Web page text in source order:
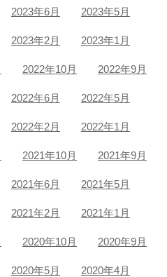
2023年6月 2023年5月
2023年2月 2023年1月
2022年10月 2022年9月
2022年6月 2022年5月
2022年2月 2022年1月
2021年10月 2021年9月
2021年6月 2021年5月
2021年2月 2021年1月
2020年10月 2020年9月
2020年5月 2020年4月